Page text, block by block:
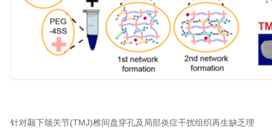
针对颞下颌关节(TMJ)椎间盘穿孔及局部炎症干扰组织再生缺乏理